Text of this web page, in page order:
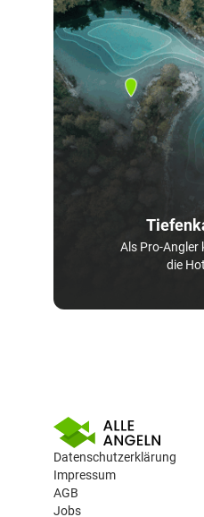
Als Pro-Angler
die
Datenschutzerklärung
Impressum
AGB
Jobs